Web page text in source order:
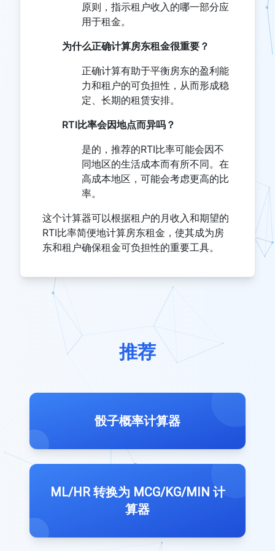
原则，指示租户收入的哪一部分应
用于租金。
为什么正确计算房东租金很重要？
正确计算有助于平衡房东的盈利能
力和租户的可负担性，从而形成稳
定、长期的租赁安排。
RTI比率会因地点而异吗？
是的，推荐的RTI比率可能会因不
同地区的生活成本而有所不同。在
高成本地区，可能会考虑更高的比
率。
这个计算器可以根据租户的月收入和期望的
RTI比率简便地计算房东租金，使其成为房
东和租户确保租金可负担性的重要工具。
推荐
骰子概率计算器
ML/HR 转换为 MCG/KG/MIN 计
算器